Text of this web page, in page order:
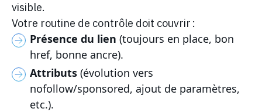
visible.
Votre routine de contrôle doit couvrir :
Présence du lien (toujours en place, bon
href, bonne ancre).
Attributs (évolution vers
nofollow/sponsored, ajout de paramètres,
etc.).